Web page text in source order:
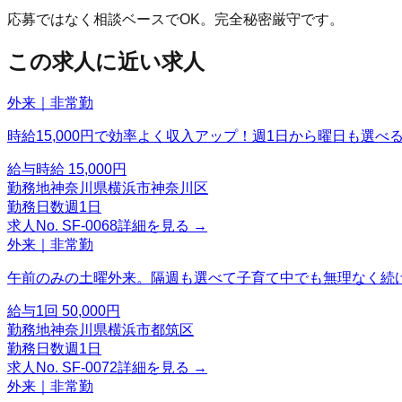
応募ではなく相談ベースでOK。完全秘密厳守です。
この求人に近い求人
外来｜非常勤
時給15,000円で効率よく収入アップ！週1日から曜日も選べる
給与時給 15,000円
勤務地神奈川県横浜市神奈川区
勤務日数週1日
求人No. SF-0068詳細を見る →
外来｜非常勤
午前のみの土曜外来。隔週も選べて子育て中でも無理なく続
給与1回 50,000円
勤務地神奈川県横浜市都筑区
勤務日数週1日
求人No. SF-0072詳細を見る →
外来｜非常勤